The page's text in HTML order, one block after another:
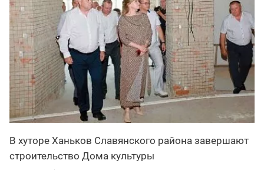
В хуторе Ханьков Славянского района завершают
строительство Дома культуры